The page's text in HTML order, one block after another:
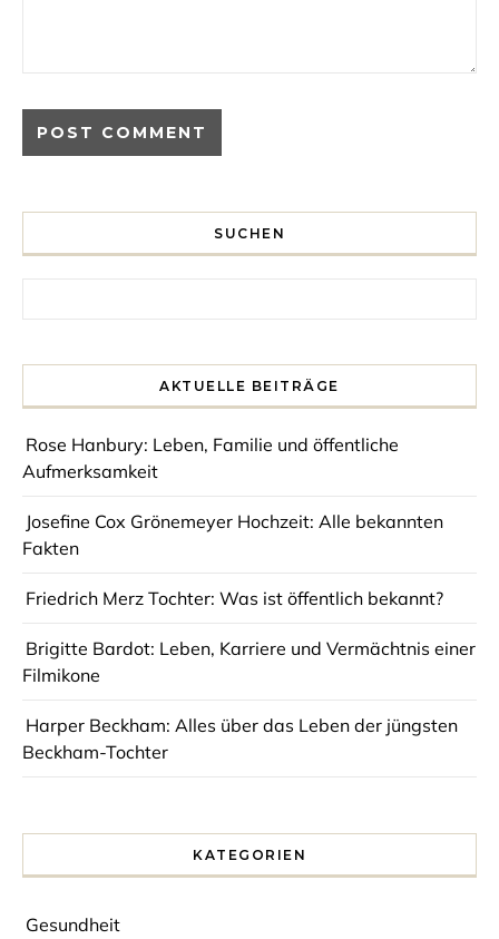
SUCHEN
AKTUELLE BEITRÄGE
Rose Hanbury: Leben, Familie und öffentliche
Aufmerksamkeit
Josefine Cox Grönemeyer Hochzeit: Alle bekannten
Fakten
Friedrich Merz Tochter: Was ist öffentlich bekannt?
Brigitte Bardot: Leben, Karriere und Vermächtnis einer
Filmikone
Harper Beckham: Alles über das Leben der jüngsten
Beckham-Tochter
KATEGORIEN
Gesundheit